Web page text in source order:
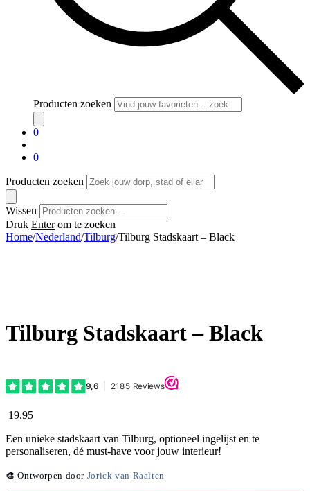
Producten zoeken
0
0
Producten zoeken
Wissen
Druk Enterom te zoeken
Home/Nederland/Tilburg/Tilburg Stadskaart – Black
Tilburg Stadskaart – Black
19.95
Een unieke stadskaart van Tilburg, optioneel ingelijst en te
personaliseren, dé must-have voor jouw interieur!
🎨Ontworpen door Jorick van Raalten